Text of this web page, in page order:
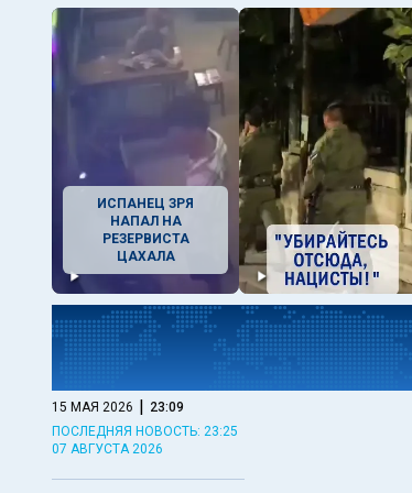
ИСПАНЕЦ ЗРЯ
НАПАЛ НА
РЕЗЕРВИСТА
ЦАХАЛА
15 МАЯ 2026 | 23:09
ПОСЛЕДНЯЯ НОВОСТЬ: 23:25
07 АВГУСТА 2026